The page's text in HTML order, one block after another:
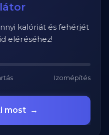
kalóriát és fehérjét
eléréséhez!
Izomépítés
most →